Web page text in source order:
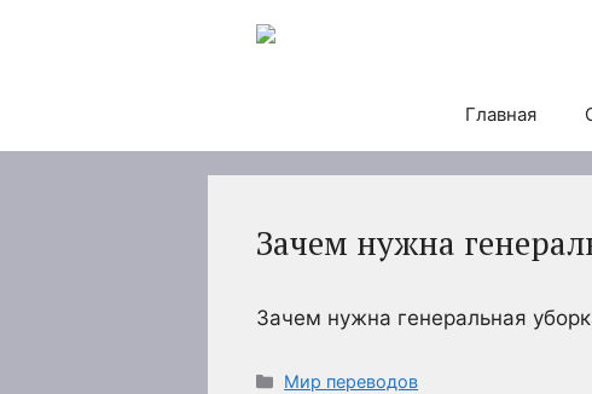
Главная
Зачем нужна
Зачем нужна генеральная
Рубрики
Мир переводов